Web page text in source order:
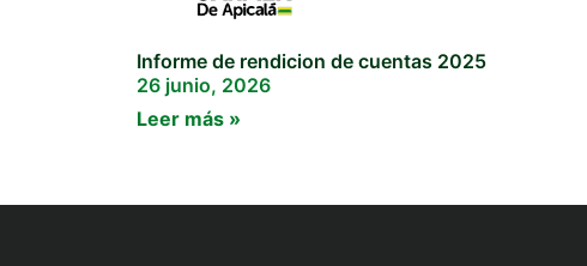
Informe de rendicion de cuentas 2025
26 junio, 2026
Leer más »